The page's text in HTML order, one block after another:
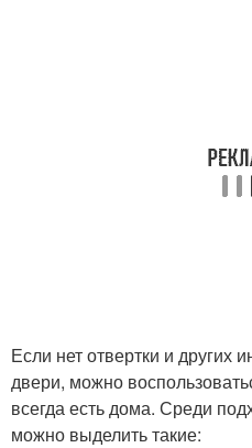
Если нет отвертки и других
двери, можно
всегда есть дома. Среди
можно выделить такие: